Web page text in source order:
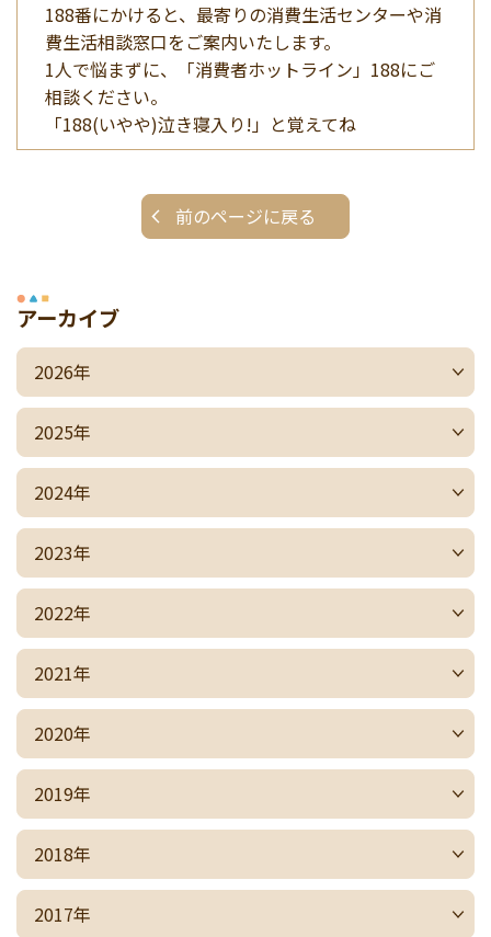
188番にかけると、最寄りの消費生活センターや消
費生活相談窓口をご案内いたします。
1人で悩まずに、「消費者ホットライン」188にご
相談ください。
「188(いやや)泣き寝入り!」と覚えてね
前のページに戻る
アーカイブ
2026年
2025年
2024年
2023年
2022年
2021年
2020年
2019年
2018年
2017年